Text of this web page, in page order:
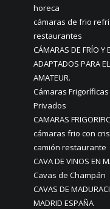
horeca
cámaras de frio
restaurantes
CÁMARAS DE FRÍO Y
ADAPTADOS PARA
AMATEUR.
Cámaras
Privados
CAMARAS
cámaras frio con
camión restaurante
CAVA DE VINOS EN
Cavas de Champán
CAVAS DE
MADRID ESPAÑA